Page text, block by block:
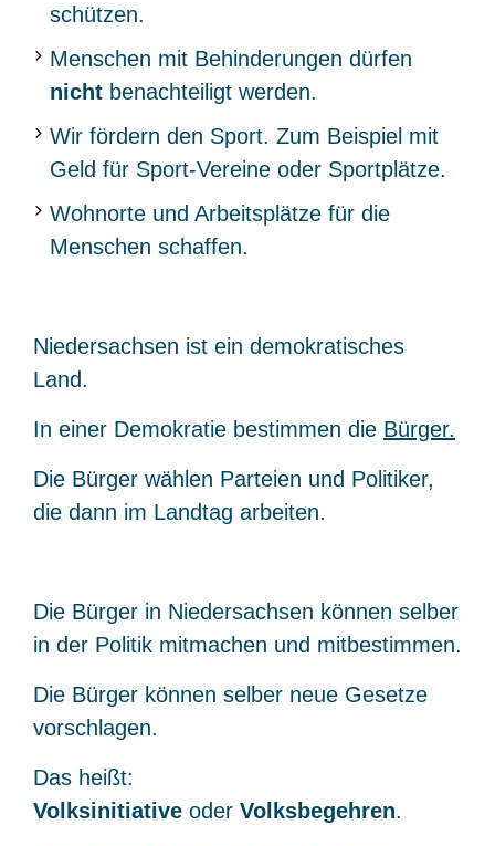
schützen.
Menschen mit Behinderungen dürfen
nicht benachteiligt werden.
Wir fördern den Sport. Zum Beispiel mit
Geld für Sport-Vereine oder Sportplätze.
Wohnorte und Arbeitsplätze für die
Menschen schaffen.
Niedersachsen ist ein demokratisches
Land.
In einer Demokratie bestimmen die Bürger.
Die Bürger wählen Parteien und Politiker,
die dann im Landtag arbeiten.
Die Bürger in Niedersachsen können selber
in der Politik mitmachen und mitbestimmen.
Die Bürger können selber neue Gesetze
vorschlagen.
Das heißt:
Volksinitiative oder Volksbegehren.